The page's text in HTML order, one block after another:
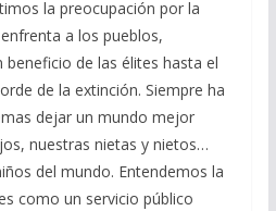
la preocupación por la
a los pueblos,
de las élites hasta el
de la extinción. Siempre ha
dejar un mundo mejor
nuestras nietas y nietos…
del mundo. Entendemos la
como un servicio público